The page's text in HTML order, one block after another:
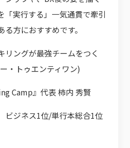
「実行する」一気通貫で牽引
方におすすめです。
リングが最強チームをつく
・トゥエンティワン)
Camp』代表 柿内 秀賢
ジネス1位/単行本総合1位